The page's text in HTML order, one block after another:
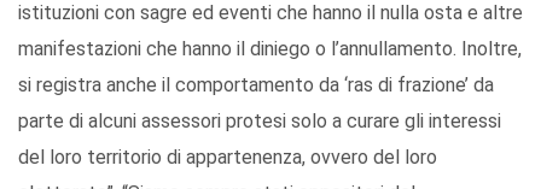
istituzioni con sagre ed eventi che hanno il nulla osta e altre
manifestazioni che hanno il diniego o l’annullamento. Inoltre,
si registra anche il comportamento da ‘ras di frazione’ da
parte di alcuni assessori protesi solo a curare gli interessi
del loro territorio di appartenenza, ovvero del loro